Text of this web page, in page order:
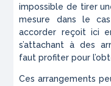
impossible de tirer
mesure dans le
accorder reçoit ici
s’attachant à des
faut profiter pour
Ces arrangements